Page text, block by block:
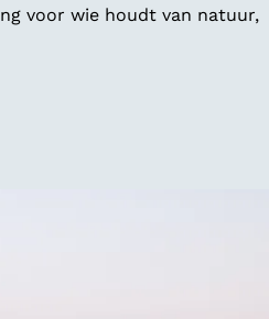
voor wie houdt van natuur,